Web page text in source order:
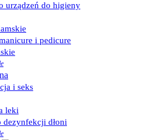
urządzeń do higieny
i pedicure
i seks
leki
dezynfekcji dłoni